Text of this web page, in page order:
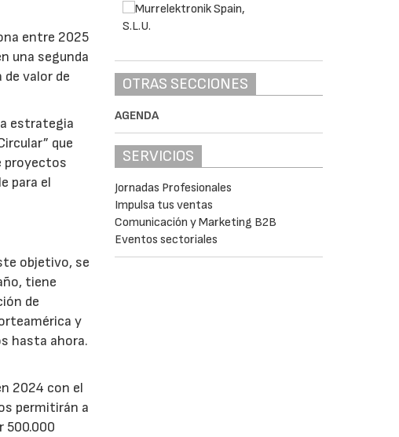
entre 2025
una segunda
valor de
estrategia
que
proyectos
para el
objetivo, se
tiene
de
y
hasta ahora.
2024 con el
permitirán a
500.000
OTRAS SECCIONES
AGENDA
SERVICIOS
Jornadas Profesionales
Impulsa tus ventas
Comunicación y Marketing B2B
Eventos sectoriales